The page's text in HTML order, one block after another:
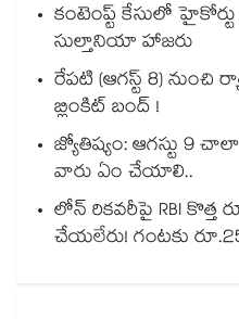
కంటెంప్ట్ కేసులో
సుల్తానియా హాజరు
రేపటి (ఆగస్ట్ 8) నుంచి
బ్లింకిట్ బంద్ !
జ్యోతిష్యం: ఆగస్టు 9
వారు ఏం చేయాలి..
లోన్ రికవరీపై RBI కొత్త
చేయలేరు! గంటకు